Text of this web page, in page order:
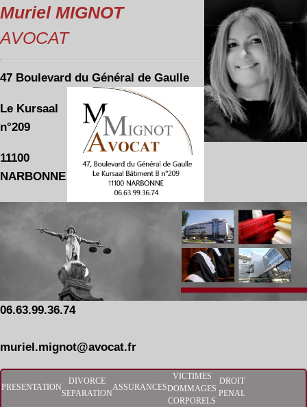
Muriel MIGNOT
AVOCAT
47 Boulevard du Général de Gaulle
Le Kursaal
n°209
11100
NARBONNE
06.63.99.36.74
muriel.mignot@avocat.fr
PRESENTATION
DIVORCE
SEPARATION
ASSURANCES
VICTIMES
DOMMAGES
CORPORELS
DROIT
PENAL